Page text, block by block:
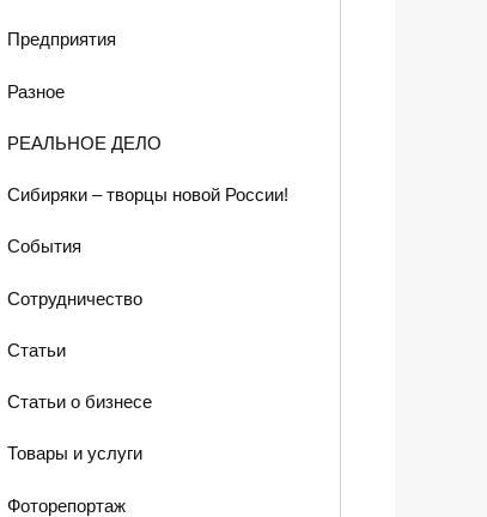
Предприятия
Разное
РЕАЛЬНОЕ ДЕЛО
Сибиряки – творцы новой России!
События
Сотрудничество
Статьи
Статьи о бизнесе
Товары и услуги
Фоторепортаж